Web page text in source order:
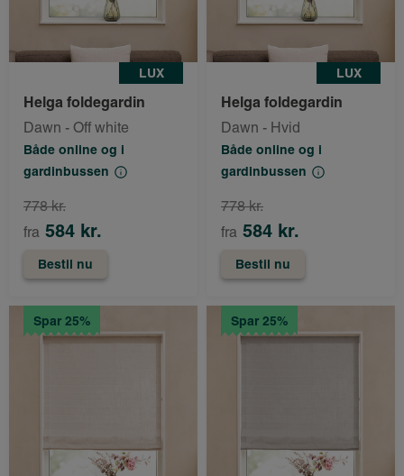
LUX
Helga foldegardin
Dawn - Off white
Både online og i
gardinbussen
fra 584 kr.
778 kr.
Bestil nu
LUX
Helga foldegardin
Dawn - Hvid
Både online og i
gardinbussen
fra 584 kr.
778 kr.
Bestil nu
Spar 25% Spar 25%